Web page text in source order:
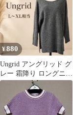
¥880
Ungrid アングリッド グ
レー 霜降り ロングニッ
ト セーター ゆったり